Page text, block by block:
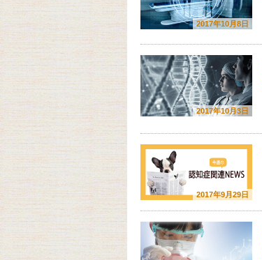
2017年10月8日
2017年10月3日
2017年9月29日